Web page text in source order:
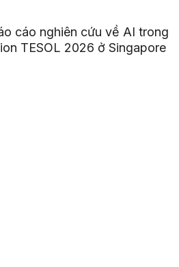
cáo nghiên cứu về AI trong
TESOL 2026 ở Singapore